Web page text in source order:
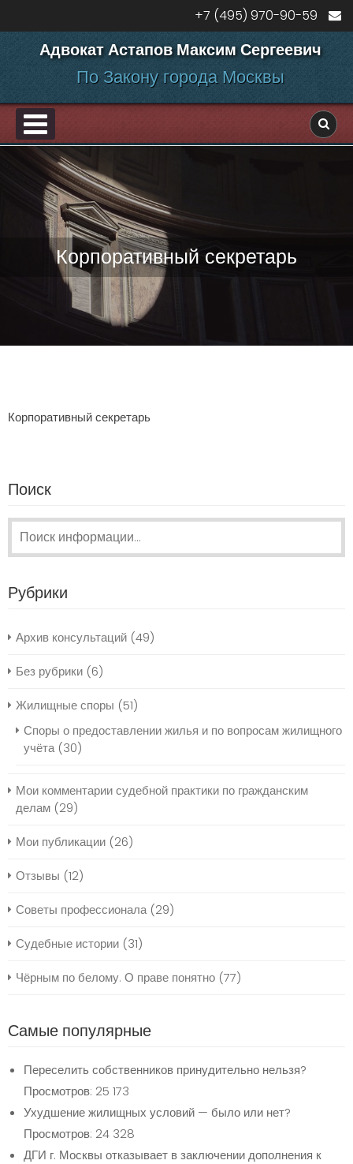
+7 (495) 970-90-59
Адвокат Астапов Максим Сергеевич
По Закону города Москвы
Корпоративный секретарь
Корпоративный секретарь
Поиск
Поиск:
Рубрики
Архив консультаций (49)
Без рубрики (6)
Жилищные споры (51)
Споры о предоставлении жилья и по вопросам жилищного
учёта(30)
Мои комментарии судебной практики по гражданским
делам (29)
Мои публикации (26)
Отзывы (12)
Советы профессионала(29)
Судебные истории (31)
Чёрным по белому. О праве понятно (77)
Самые популярные
Переселить собственников принудительно нельзя?
Просмотров: 25 173
Ухудшение жилищных условий — было или нет?
Просмотров: 24 328
ДГИ г. Москвы отказывает в заключении дополнения к